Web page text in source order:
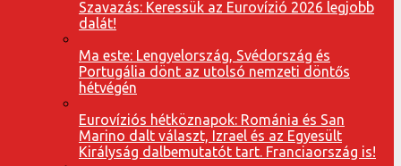
Szavazás: Keressük az Eurovízió 2026 legjobb
dalát!
Ma este: Lengyelország, Svédország és
Portugália dönt az utolsó nemzeti döntős
hétvégén
Eurovíziós hétköznapok: Románia és San
Marino dalt választ, Izrael és az Egyesült
Királyság dalbemutatót tart. Franciaország is!